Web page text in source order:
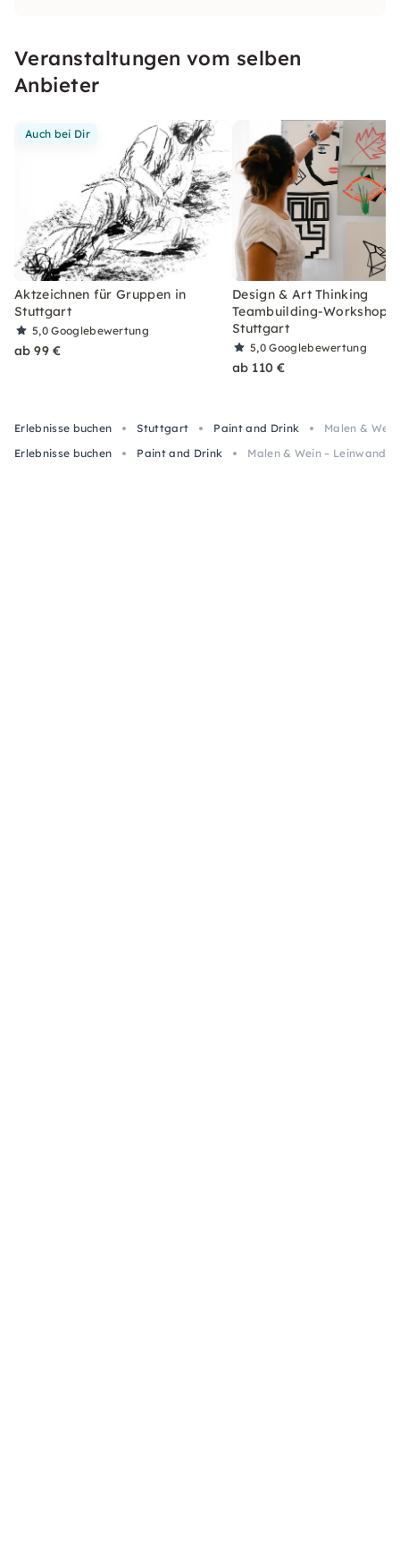
Veranstaltungen vom selben
Anbieter
Auch bei Dir
Aktzeichnen für Gruppen in
Stuttgart
5,0Googlebewertung
ab 99 €
Design & Art Thinking
Teambuilding-Workshop
Stuttgart
5,0Googlebewertung
ab 110 €
Erlebnisse buchen Stuttgart Paint and Drink
Malen &
Erlebnisse buchen
Paint and Drink Malen & Wein – Leinwand-